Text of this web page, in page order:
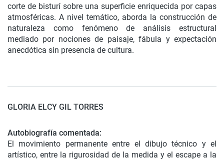
corte de bisturí sobre una superficie enriquecida por capas
atmosféricas. A nivel temático, aborda la construcción de
naturaleza como fenómeno de análisis estructural
mediado por nociones de paisaje, fábula y expectación
anecdótica sin presencia de cultura.
GLORIA ELCY GIL TORRES
Autobiografía comentada:
El movimiento permanente entre el dibujo técnico y el
artístico, entre la rigurosidad de la medida y el escape a la